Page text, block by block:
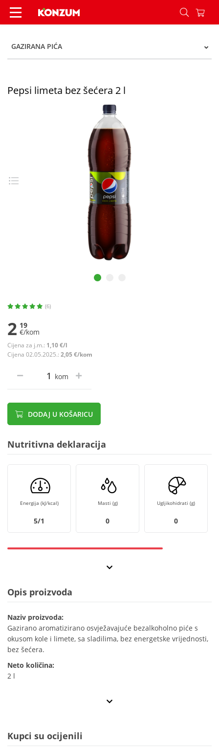
Pepsi limeta bez šećera 2 l - Konzum
GAZIRANA PIĆA
Pepsi limeta bez šećera 2 l
(6)
2 19
€/kom
Cijena za j.m.: 1,10 €/l
Cijena 02.05.2025.: 2,05 €/kom
kom
DODAJ U KOŠARICU
Nutritivna deklaracija
Energija (kJ/kcal)
5/1
Masti (g)
0
Ugljikohidrati (g)
0
Opis proizvoda
Naziv proizvoda:
Gazirano aromatizirano osvježavajuće bezalkoholno piće s
okusom kole i limete, sa sladilima, bez energetske vrijednosti,
bez šećera.
Neto količina:
2 l
Kupci su ocijenili